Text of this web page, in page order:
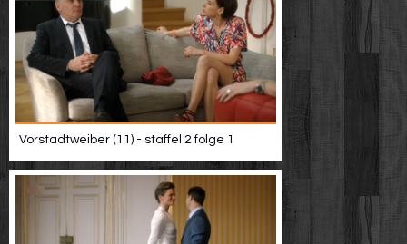
Vorstadtweiber (11) - staffel 2 folge 1